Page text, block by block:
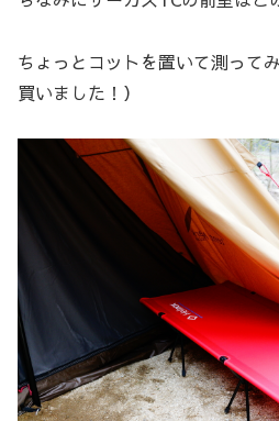
ちょっとコットを置いて測って
買いました！）